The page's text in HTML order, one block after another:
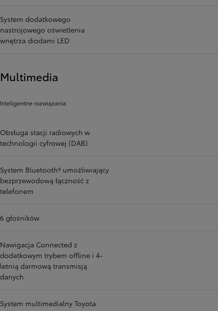
System dodatkowego
nastrojowego oświetlenia
wnętrza diodami LED
Multimedia
Inteligentne rozwiązania
Obsługa stacji radiowych w
technologii cyfrowej (DAB)
System Bluetooth® umożliwiający
bezprzewodową łączność z
telefonem
6 głośników
Nawigacja Connected z
dodatkowym trybem offline i 4-
letnią darmową transmisją
danych
System multimedialny Toyota